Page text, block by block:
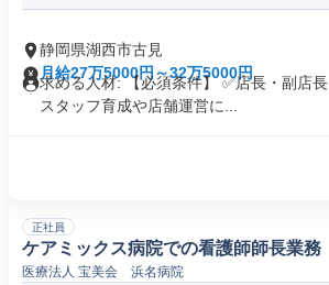
静岡県湖西市古見
月給27万5000円～32万5000円
求める人材: 【必須条件】 ✅店長・副店
スタッフ育成や店舗運営に...
正社員
ケアミックス病院での看護師師長業務
医療法人 宝美会 浜名病院